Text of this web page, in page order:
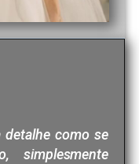
detalhe como se
simplesmente